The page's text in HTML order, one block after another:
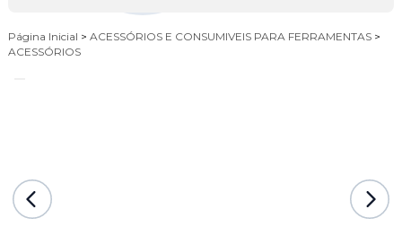
Página Inicial > ACESSÓRIOS E CONSUMIVEIS PARA FERRAMENTAS >
ACESSÓRIOS